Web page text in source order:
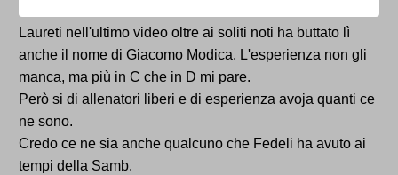
Laureti nell'ultimo video oltre ai soliti noti ha buttato lì
anche il nome di Giacomo Modica. L'esperienza non gli
manca, ma più in C che in D mi pare.
Però si di allenatori liberi e di esperienza avoja quanti ce
ne sono.
Credo ce ne sia anche qualcuno che Fedeli ha avuto ai
tempi della Samb.